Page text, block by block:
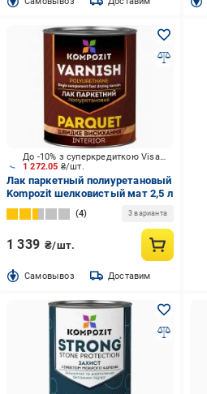
1 272.05 ₴/шт.
До -10% з суперкредиткою Visa Вигода
Лак паркетный полиуретановый
Kompozit шелковистый мат 2,5 л
4 3 варианта
1 339 ₴/шт.
Cамовывоз Доставим